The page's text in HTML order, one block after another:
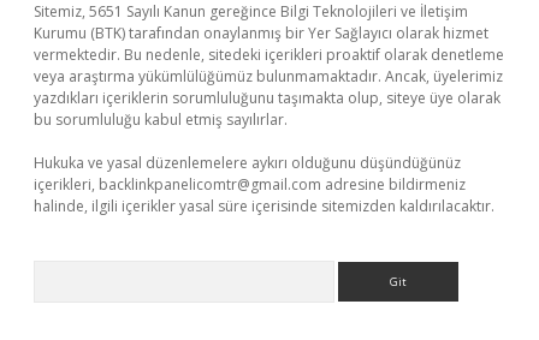
Sitemiz, 5651 Sayılı Kanun gereğince Bilgi Teknolojileri ve İletişim
Kurumu (BTK) tarafından onaylanmış bir Yer Sağlayıcı olarak hizmet
vermektedir. Bu nedenle, sitedeki içerikleri proaktif olarak denetleme
veya araştırma yükümlülüğümüz bulunmamaktadır. Ancak, üyelerimiz
yazdıkları içeriklerin sorumluluğunu taşımakta olup, siteye üye olarak
bu sorumluluğu kabul etmiş sayılırlar.
Hukuka ve yasal düzenlemelere aykırı olduğunu düşündüğünüz
içerikleri, backlinkpanelicomtr@gmail.com adresine bildirmeniz
halinde, ilgili içerikler yasal süre içerisinde sitemizden kaldırılacaktır.